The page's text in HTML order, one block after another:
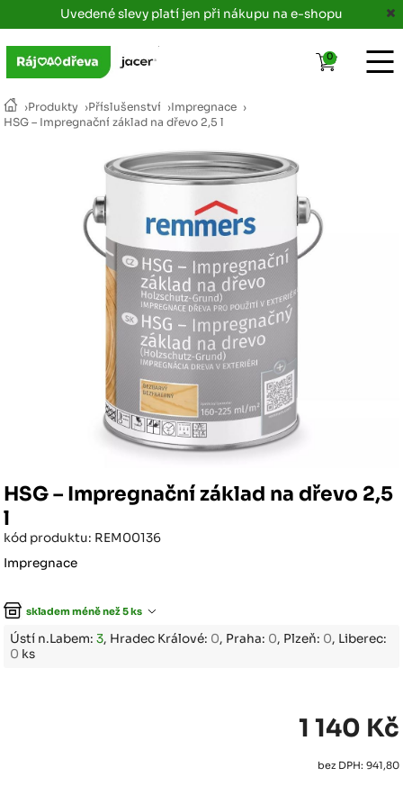
Uvedené slevy platí jen při nákupu na e-shopu
›Produkty ›Příslušenství ›Impregnace ›
HSG – Impregnační základ na dřevo 2,5 l
HSG – Impregnační základ na dřevo 2,5
l
kód produktu: REM00136
Impregnace
skladem méně než 5 ks
Ústí n.Labem:3, Hradec Králové: 0, Praha: 0, Plzeň: 0, Liberec:
0 ks
1 140 Kč
bez DPH: 941,80
0